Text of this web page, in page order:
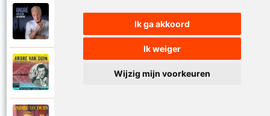
Ik ga akkoord
Ik weiger
Wijzig mijn voorkeuren
Andre Van Duin
Stoelen stoelen